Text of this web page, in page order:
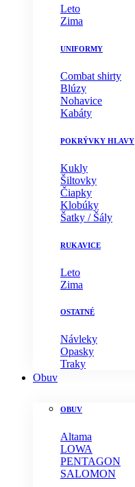
Leto
Zima
UNIFORMY
Combat shirty
Blúzy
Nohavice
Kabáty
POKRÝVKY HLAVY
Kukly
Šiltovky
Čiapky
Klobúky
Šatky / Šály
RUKAVICE
Leto
Zima
OSTATNÉ
Návleky
Opasky
Traky
Obuv
OBUV
Altama
LOWA
PENTAGON
SALOMON